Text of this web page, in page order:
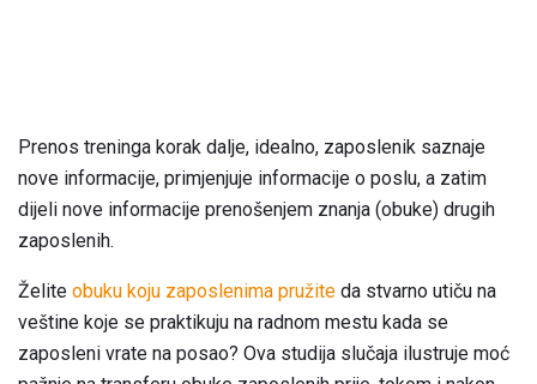
Prenos treninga korak dalje, idealno, zaposlenik saznaje
nove informacije, primjenjuje informacije o poslu, a zatim
dijeli nove informacije prenošenjem znanja (obuke) drugih
zaposlenih.
Želite obuku koju zaposlenima pružite da stvarno utiču na
veštine koje se praktikuju na radnom mestu kada se
zaposleni vrate na posao? Ova studija slučaja ilustruje moć